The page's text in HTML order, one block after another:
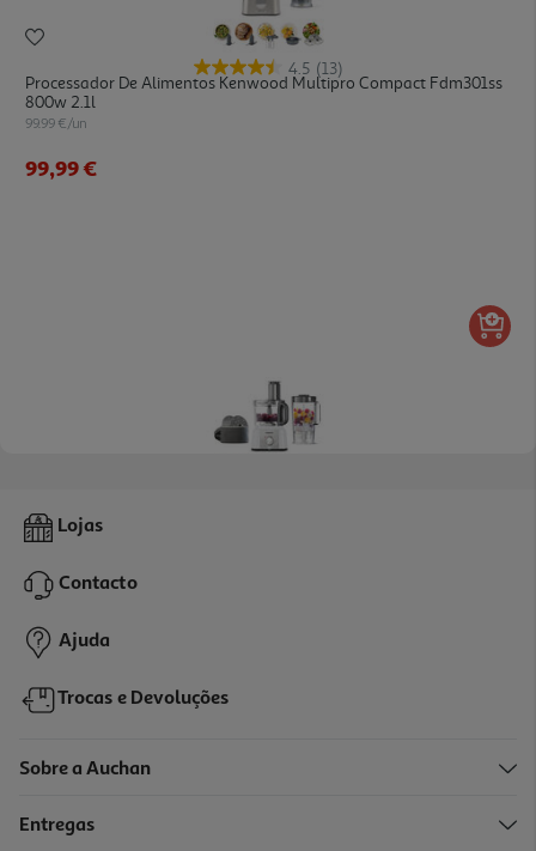
4.5 (13)
Processador De Alimentos Kenwood Multipro Compact Fdm301ss
800w 2.1l
99.99 €/un
99,99 €
Processador De Alimentos Kenwood Multipro Express
Fdp65.450wh 1000 W 3 L
149,99 €
Lojas
Contacto
Ajuda
Trocas e Devoluções
Sobre a Auchan
Entregas